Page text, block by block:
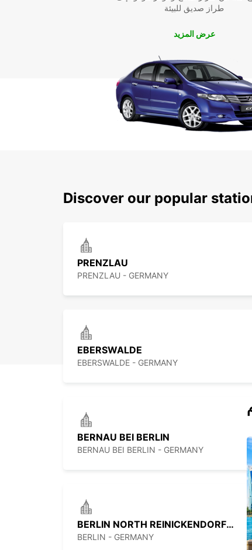
طراز صديق للبيئة
عرض المزيد
Discover our popular
PRENZLAU
PRENZLAU - GERMANY
EBERSWALDE
EBERSWALDE - GERMANY
BERNAU BEI BERLIN
BERNAU BEI BERLIN - GERMANY
BERLIN NORTH REINICKENDORF -IKC-
BERLIN - GERMANY